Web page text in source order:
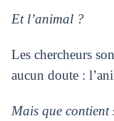
Et l’animal ?
Les chercheurs
aucun doute :
Mais que